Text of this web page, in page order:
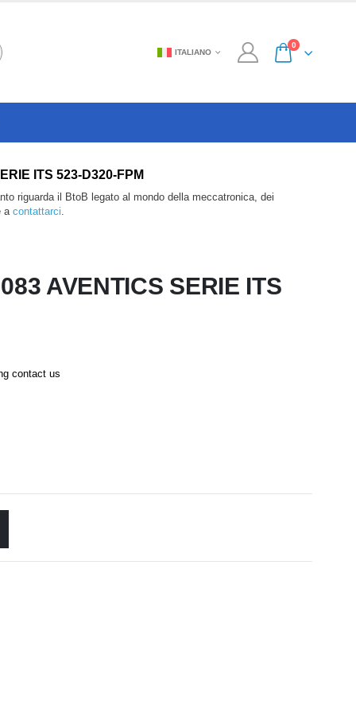
ITALIANO
0
ITS 523-D320-FPM
riguarda il BtoB legato al mondo della meccatronica, dei
a contattarci
AVENTICS SERIE ITS
contact us